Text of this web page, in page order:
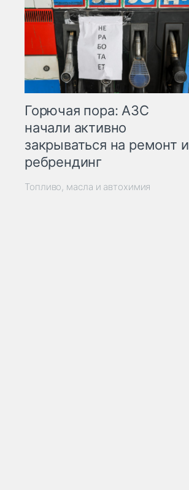
Горючая пора: АЗС
начали активно
закрываться на ремонт и
ребрендинг
Топливо, масла и автохимия